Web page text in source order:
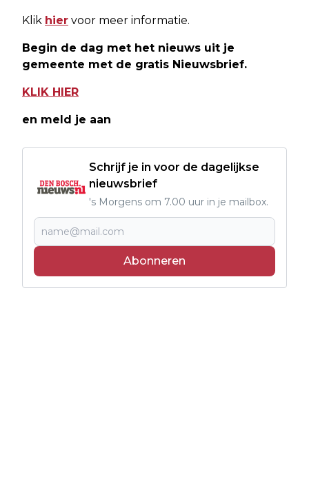
Klik hier voor meer informatie.
Begin de dag met het nieuws uit je
gemeente met de gratis Nieuwsbrief.
KLIK HIER
en meld je aan
Schrijf je in voor de dagelijkse
nieuwsbrief
's Morgens om 7.00 uur in je mailbox.
Abonneren